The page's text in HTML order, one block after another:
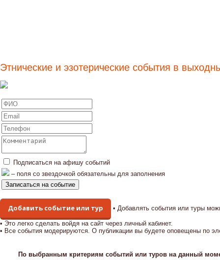
Этнические и эзотерические события в
Подписаться на афишу событий
– поля со звездочкой обязательны для заполнения
Добавить событие или тур • Добавлять события или туры
• Это легко сделать войдя на сайт через личный кабинет.
• Все события модерируются. О публикации вы будете оповещены по
По выбранным критериям событий или туров на данный